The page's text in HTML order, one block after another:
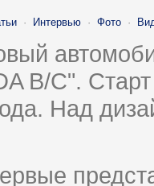
· Интервью · Фото ·
B/C".
Над